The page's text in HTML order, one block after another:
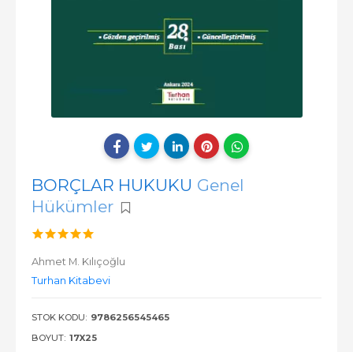
BORÇLAR HUKUKU Genel
Hükümler
Ahmet M. Kılıçoğlu
Turhan Kitabevi
STOK KODU: 9786256545465
BOYUT: 17X25